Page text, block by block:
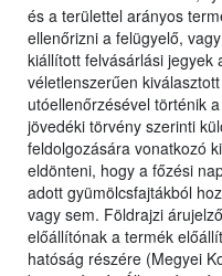
és a területtel arányos
ellenőrizni a felügyelő,
kiállított felvásárlási jegyek
véletlenszerűen
utóellenőrzésével történik
jövedéki törvény szerinti
feldolgozására vonatkozó
eldönteni, hogy a főzési
adott gyümölcsfajtákból
vagy sem. Földrajzi
előállítónak a termék
hatóság részére (Megyei